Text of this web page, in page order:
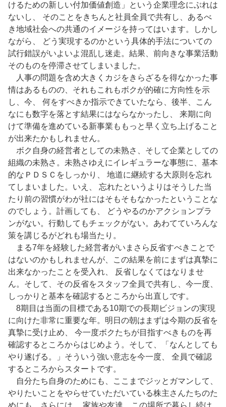
けるための新しい付加価値創造」という企業理念にぶれは
ないし、 そのことをきちんと社員全員で共有し、あるべ
き地域社会への共通のイメージを持ってはいます。しかし
ながら、 どう実現するのかという具体的手法についての
試行錯誤がいよいよ混乱し迷走。結果、前向きな事業活動
そのものを停滞させてしまいました。
人事の問題を含め大きくカジをきらざるを得なかった事
情はあるものの、それもこれもボクが的確に方向性を示
し、今、 何をすべきか指示できていたなら、後半、こん
なにも数字を落とす結果にはならなかったし、 来期に向
けて準備を進めている新事業ももっと早く立ち上げること
が出来たかもしれません。
ボク自身の経営者としての未熟さ、そして企業としての
組織の未熟さ。未熟さゆえにイレギュラーな事態に、基本
的なＰＤＳＣをしっかり、 地道に継続する大原則を忘れ
てしまいました。いえ、 忘れたというよりはそうした当
たり前の習慣がわが社にはそもそもなかったということな
のでしょう。計画しても、 どうやるのかアクションプラ
ンがない。行動してもチェックがない。あわてていろんな
策を講じるがどれも場当たり。
まる7年を経験した経営者がいまさら反省すべきことで
はないのかもしれませんが、この結果を前にまずは真摯に
出来なかったことを受入れ、 反省しなくてはなりませ
ん。そして、その反省をスタッフ全員で共有し、今一度、
しっかりと基本を確認するところから出直しです。
8期目は当面の目標である10期での長期ビジョンの実現
に向けた非常に重要な年。明日の朝はまずは今期の反省を
真摯に受け止め、 今一度ボクたちが目指すべきものを再
確認するところからはじめよう。そして、「なんとしても
やり遂げる。」そういう強い意志を今一度、 全員で確認
するところからスタートです。
自分たち自身のためにも、ここまでジッとガマンして、
やりたいことをやらせていただいている株主さんたちのた
めにも、さらには、 家族や友達、この場所で暮らし続け